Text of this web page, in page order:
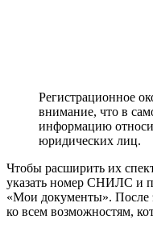
Регистрационное
внимание, что в
информацию
юридических лиц.
Чтобы расширить их
указать номер СНИЛС и
«Мои документы». После
ко всем возможностям,